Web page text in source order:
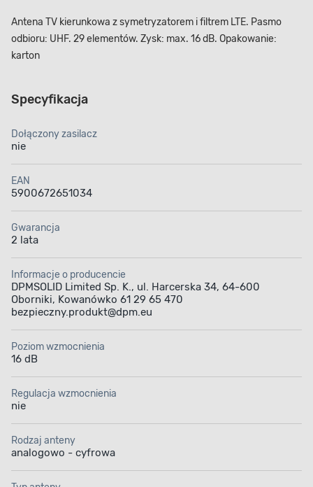
Antena TV kierunkowa z symetryzatorem i filtrem LTE. Pasmo
odbioru: UHF. 29 elementów. Zysk: max. 16 dB. Opakowanie:
karton
Specyfikacja
Dołączony zasilacz
nie
EAN
5900672651034
Gwarancja
2 lata
Informacje o producencie
DPMSOLID Limited Sp. K., ul. Harcerska 34, 64-600
Oborniki, Kowanówko 61 29 65 470
bezpieczny.produkt@dpm.eu
Poziom wzmocnienia
16 dB
Regulacja wzmocnienia
nie
Rodzaj anteny
analogowo - cyfrowa